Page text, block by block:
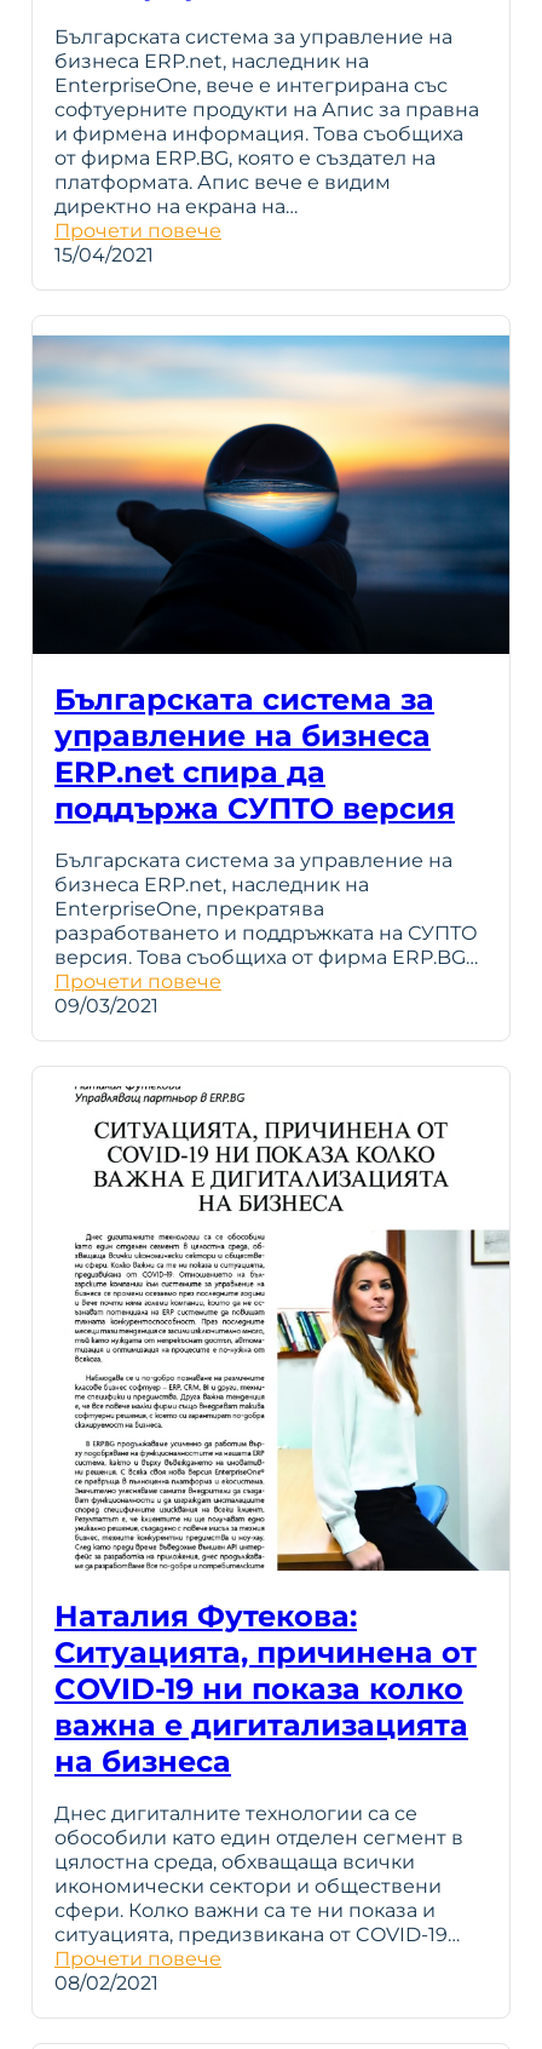
Българската система за управление на
бизнеса ERP.net, наследник на
EnterpriseOne, вече е интегрирана със
софтуерните продукти на Апис за правна
и фирмена информация. Това съобщиха
от фирма ERP.BG, която е създател на
платформата. Апис вече е видим
директно на екрана на…
Прочети повече
15/04/2021
Българската система за
управление на бизнеса
ERP.net спира да
поддържа СУПТО версия
Българската система за управление на
бизнеса ERP.net, наследник на
EnterpriseOne, прекратява
разработването и поддръжката на СУПТО
версия. Това съобщиха от фирма ERP.BG…
Прочети повече
09/03/2021
Наталия Футекова:
Ситуацията, причинена от
COVID-19 ни показа колко
важна е дигитализацията
на бизнеса
Днес дигиталните технологии са се
обособили като един отделен сегмент в
цялостна среда, обхващаща всички
икономически сектори и обществени
сфери. Колко важни са те ни показа и
ситуацията, предизвикана от COVID-19…
Прочети повече
08/02/2021